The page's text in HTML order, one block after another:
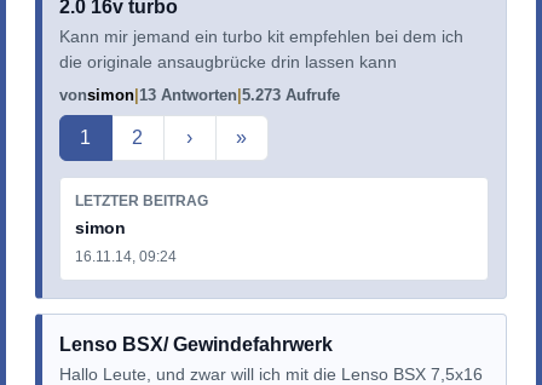
2.0 16v turbo
Kann mir jemand ein turbo kit empfehlen bei dem ich
die originale ansaugbrücke drin lassen kann
vonsimon 13 Antworten 5.273 Aufrufe
Aktuelle Seite
1 2 › »
LETZTER BEITRAG
simon
16.11.14, 09:24
Lenso BSX/ Gewindefahrwerk
Hallo Leute, und zwar will ich mit die Lenso BSX 7,5x16